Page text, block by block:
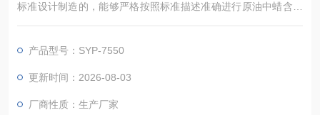
标准设计制造的，能够严格按照标准描述准确进行原油中蜡含量
的测定。
1、外型设计美观、大方，结构设计合理，操作方便，结果测定准
确。原油中蜡、胶质、沥青质含量测定器由超级恒温循环水浴、
质测定专用电热板。
产品型号：SYP-7550
更新时间：2026-08-03
厂商性质：生产厂家